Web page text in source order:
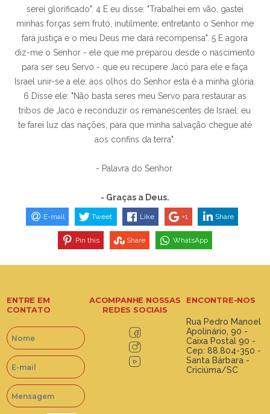
serei glorificado". 4 E eu disse: "Trabalhei em vão, gastei
minhas forças sem fruto, inutilmente; entretanto o Senhor me
fará justiça e o meu Deus me dará recompensa". 5 E agora
diz-me o Senhor - ele que me preparou desde o nascimento
para ser seu Servo - que eu recupere Jacó para ele e faça
Israel unir-se a ele; aos olhos do Senhor esta é a minha glória.
6 Disse ele: "Não basta seres meu Servo para restaurar as
tribos de Jacó e reconduzir os remanescentes de Israel: eu
te farei luz das nações, para que minha salvação chegue até
aos confins da terra".
- Palavra do Senhor.
- Graças a Deus.
E-mail Tweet Like +1 Share
Pin this Share WhatsApp
ENTRE EM
CONTATO
ACOMPANHE NOSSAS
REDES SOCIAIS
ENCONTRE-NOS
Rua Pedro Manoel
Apolinário, 90 -
Caixa Postal 90 -
Cep: 88.804-350 -
Santa Bárbara -
Criciúma/SC